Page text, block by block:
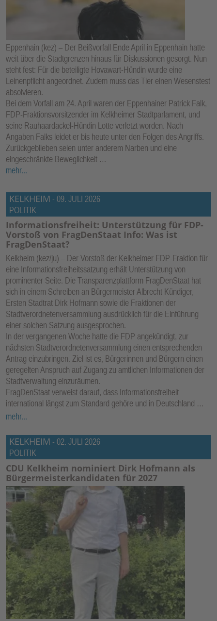
Eppenhain (kez) – Der Beißvorfall Ende April in Eppenhain hatte
weit über die Stadtgrenzen hinaus für Diskussionen gesorgt. Nun
steht fest: Für die beteiligte Hovawart-Hündin wurde eine
Leinenpflicht angeordnet. Zudem muss das Tier einen Wesenstest
absolvieren.
Bei dem Vorfall am 24. April waren der Eppenhainer Patrick Falk,
FDP-Fraktionsvorsitzender im Kelkheimer Stadtparlament, und
seine Rauhaardackel-Hündin Lotte verletzt worden. Nach
Angaben Falks leidet er bis heute unter den Folgen des Angriffs.
Zurückgeblieben seien unter anderem Narben und eine
eingeschränkte Beweglichkeit …
mehr...
KELKHEIM - 09. JULI 2026
POLITIK
Informationsfreiheit: Unterstützung für FDP-
Vorstoß von FragDenStaat Info: Was ist
FragDenStaat?
Kelkheim (kez/ju) – Der Vorstoß der Kelkheimer FDP-Fraktion für
eine Informationsfreiheitssatzung erhält Unterstützung von
prominenter Seite. Die Transparenzplattform FragDenStaat hat
sich in einem Schreiben an Bürgermeister Albrecht Kündiger,
Ersten Stadtrat Dirk Hofmann sowie die Fraktionen der
Stadtverordnetenversammlung ausdrücklich für die Einführung
einer solchen Satzung ausgesprochen.
In der vergangenen Woche hatte die FDP angekündigt, zur
nächsten Stadtverordnetenversammlung einen entsprechenden
Antrag einzubringen. Ziel ist es, Bürgerinnen und Bürgern einen
geregelten Anspruch auf Zugang zu amtlichen Informationen der
Stadtverwaltung einzuräumen.
FragDenStaat verweist darauf, dass Informationsfreiheit
international längst zum Standard gehöre und in Deutschland …
mehr...
KELKHEIM - 02. JULI 2026
POLITIK
CDU Kelkheim nominiert Dirk Hofmann als
Bürgermeisterkandidaten für 2027
E
N